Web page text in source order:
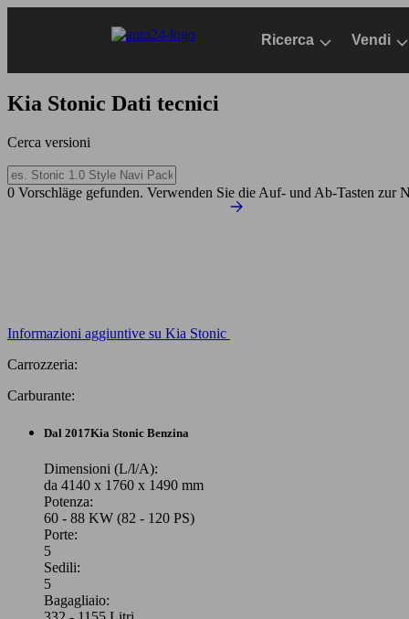
Ricerca Vendi
Kia Stonic Dati tecnici
Cerca versioni
0 Vorschläge gefunden. Verwenden Sie die Auf- und Ab-Tasten zur
Informazioni aggiuntive su Kia Stonic
Carrozzeria:
Carburante:
Dal 2017Kia Stonic Benzina
Dimensioni (L/l/A):
da 4140 x 1760 x 1490 mm
Potenza:
60 - 88 KW (82 - 120 PS)
Porte:
5
Sedili:
5
Bagagliaio: